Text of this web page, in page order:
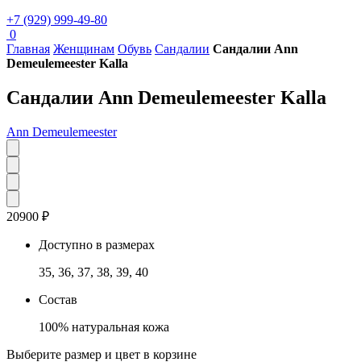
+7 (929) 999-49-80
0
Главная Женщинам Обувь Сандалии Сандалии Ann
Demeulemeester Kalla
Сандалии Ann Demeulemeester Kalla
Ann Demeulemeester
20900 ₽
Доступно в размерах
35, 36, 37, 38, 39, 40
Состав
100% натуральная кожа
Выберите размер и цвет в корзине